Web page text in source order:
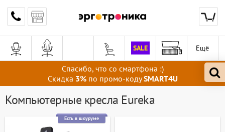
SALE Ещё
Спасибо, что со смартфона :)
Скидка 3%по промо-кодуSMART4U
Компьютерные кресла Eureka
Есть в шоуруме